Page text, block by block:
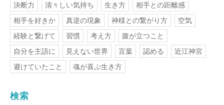
決断力
清々しい気持ち 生き方
相手との距離感
相手を好きか
真逆の現象 神様との繋がり方
空気
経験と繋げて
習慣 考え方
腹が立つこと
自分を主語に
見えない世界 言葉 認める
近江神宮
避けていたこと
魂が喜ぶ生き方
検索